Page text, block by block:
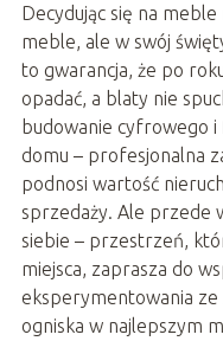
Decydując się na
meble, ale w swój
to gwarancja, że po
opadać, a blaty nie
budowanie cyfrowego
domu – profesjonalna
podnosi wartość
sprzedaży. Ale przede
siebie – przestrzeń,
miejsca, zaprasza do
eksperymentowania ze
ogniska w najlepszym